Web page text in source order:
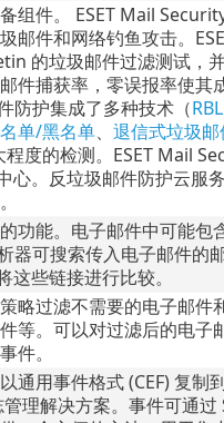
组件。 ESET Mail
邮件和网络钓鱼攻击。
的垃圾邮件过滤测试，
件捕获率，零误报率使其
防护集成了多种技术（
单/黑名单、 退信式垃圾邮
度的检测。ESET Mail
心。反垃圾邮件防护云服
功能。电子邮件中可能包
器可搜索传入电子邮件的
些链接进行比较。
略过滤不需要的电子邮件
等。可以对过滤后的电子
件。
通用事件格式 (CEF) 复制
理解决方案。事件可通